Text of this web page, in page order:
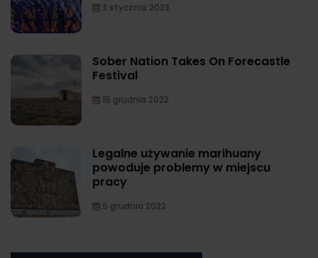
3 stycznia 2023
Sober Nation Takes On Forecastle
Festival
15 grudnia 2022
Legalne używanie marihuany
powoduje problemy w miejscu
pracy
5 grudnia 2022